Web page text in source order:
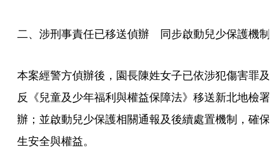
二、涉刑事責任已移送偵辦　同步啟動兒少保護機制
本案經警方偵辦後，園長陳姓女子已依涉犯傷害罪及
反《兒童及少年福利與權益保障法》移送新北地檢署
辦；並啟動兒少保護相關通報及後續處置機制，確保
生安全與權益。